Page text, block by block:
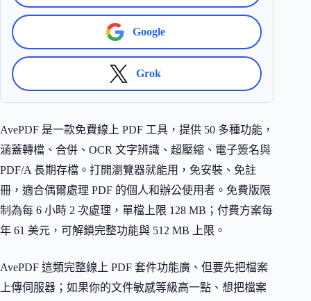
Google
Grok
AvePDF 是一款免費線上 PDF 工具，提供 50 多種功能，
涵蓋轉檔、合併、OCR 文字辨識、超壓縮、電子簽名與
PDF/A 長期存檔。打開瀏覽器就能用，免安裝、免註
冊，適合偶爾處理 PDF 的個人和辦公使用者。免費版限
制為每 6 小時 2 次處理，單檔上限 128 MB；付費方案每
年 61 美元，可解鎖完整功能與 512 MB 上限。
AvePDF 這類完整線上 PDF 套件功能廣、但要先把檔案
上傳伺服器；如果你的文件敏感等級高一點、想把檔案